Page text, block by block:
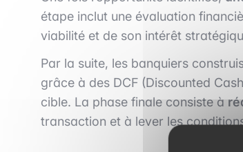
étape inclut une évaluation
viabilité et de son intérêt
Par la suite, les banquiers
grâce à des DCF (Discounted
cible. La phase finale consiste à
transaction et à lever les